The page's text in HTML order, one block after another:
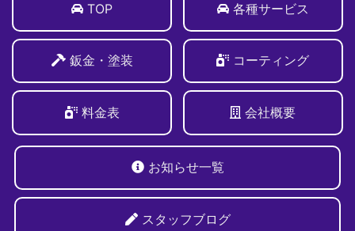
TOP 各種サービス
鈑金・塗装 コーティング
料金表 会社概要
お知らせ一覧
スタッフブログ